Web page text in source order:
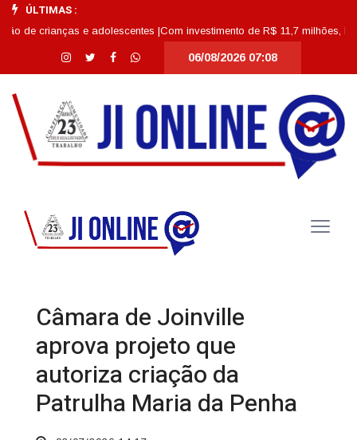
ÚLTIMAS :
e adolescentes |Com investimento de R$ 11,7 milhões, Escola
06/08/2026 07:08
Câmara de Joinville
aprova projeto que
autoriza criação da
Patrulha Maria da Penha